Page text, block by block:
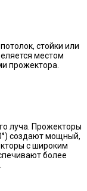
стойки или
местом
прожектора.
луча. Прожекторы
создают мощный,
с широким
более